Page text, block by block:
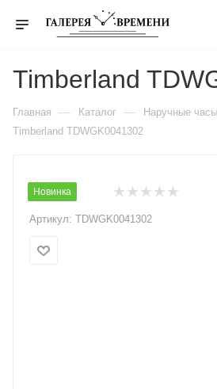
Timberland
Главная — Каталог — Наручные
Timberland TDWGK0041302
Новинка
Артикул: TDWGK0041302